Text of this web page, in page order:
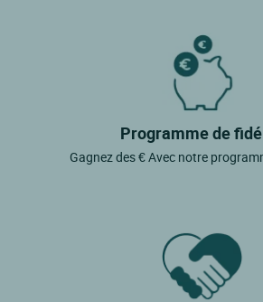
Programme de
Gagnez des € Avec notre